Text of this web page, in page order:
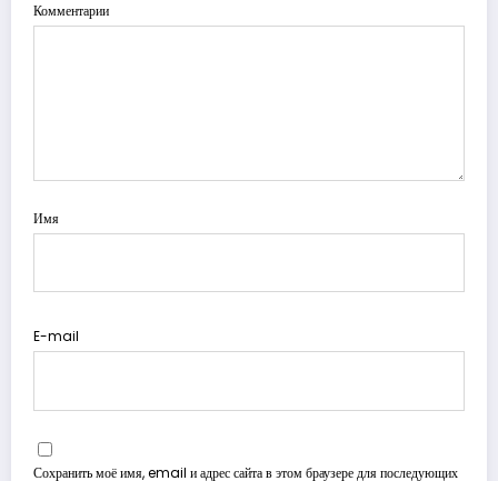
Комментарии
Имя
E-mail
Сохранить моё имя, email и адрес сайта в этом браузере для последующих